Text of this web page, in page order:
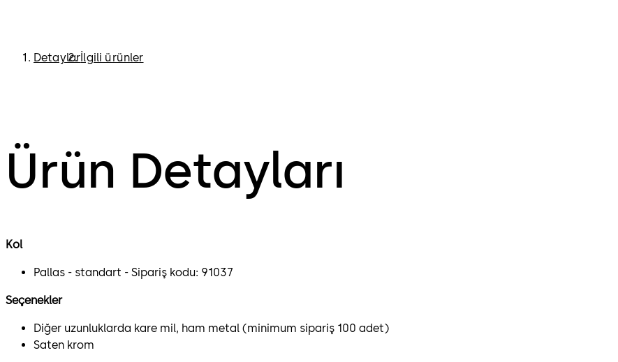
Detaylarİlgili ürünler
Ürün Detayları
Kol
Pallas - standart - Sipariş kodu: 91037
Seçenekler
Diğer uzunluklarda kare mil, ham metal (minimum sipariş 100 adet)
Saten krom